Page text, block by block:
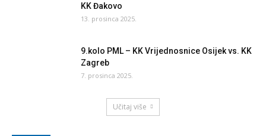
KK Đakovo
13. prosinca 2025.
9.kolo PML – KK Vrijednosnice Osijek vs. KK
Zagreb
7. prosinca 2025.
Učitaj više